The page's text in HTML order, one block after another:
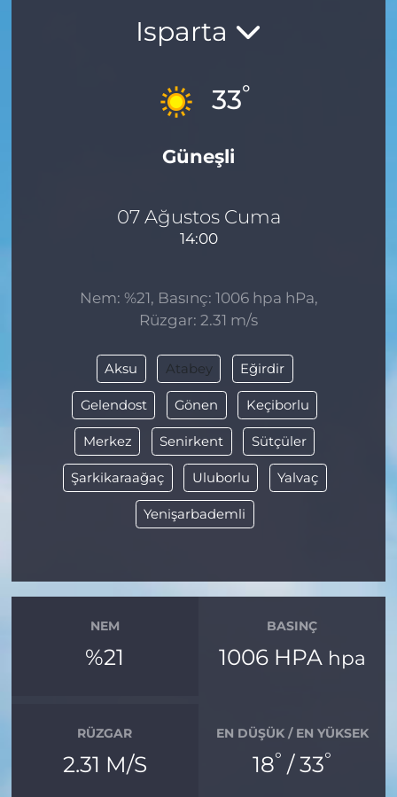
Isparta
33°
Güneşli
07 Ağustos Cuma
14:00
Nem: %21, Basınç: 1006 hpa hPa,
Rüzgar: 2.31 m/s
Aksu Atabey Eğirdir
Gelendost Gönen Keçiborlu
Merkez Senirkent Sütçüler
Şarkikaraağaç Uluborlu Yalvaç
Yenişarbademli
NEM
%21
BASINÇ
1006 HPA hpa
RÜZGAR
2.31 M/S
EN DÜŞÜK / EN YÜKSEK
18° / 33°